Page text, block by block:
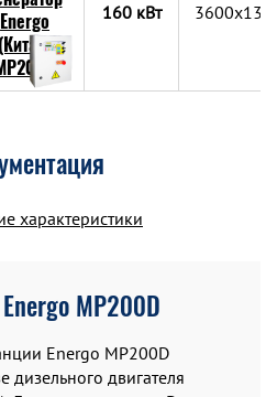
160 кВт
характеристики
MP200D
Energo MP200D
дизельного двигателя